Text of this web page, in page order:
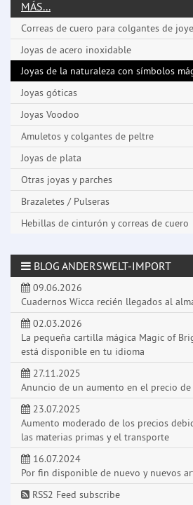
MÁS...
Correas de cuero para colgantes de
Joyas de acero inoxidable
Joyas de la naturaleza con símbolos
Joyas góticas
Joyas Voodoo
Amuletos y colgantes de peltre
Joyas de plata
Otras joyas y parches
Brazaletes / Pulseras
Hebillas de cinturón y correas de cuero
BLOG ANDERSWELT-IMPORT
09.06.2026
Cuadernos Wicca recién llegados al
02.03.2026
La pequeña cartilla mágica Magic of
está disponible en tu idioma
27.11.2025
Anuncio de un aumento en el precio
23.07.2025
Aumento moderado de los precios
las materias primas y el transporte
16.07.2024
Por fin disponible de nuevo y nuevos
RSS2 Feed subscribe